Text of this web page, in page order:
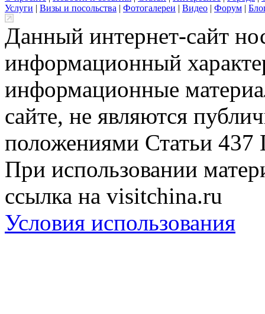
Услуги | Визы и посольства | Фотогалереи | Видео | Форум |
Данный интернет-сайт
информационный
информационные
сайте, не являются
положениями Статьи 437
При использовании
ссылка на visitchina.ru
Условия использования